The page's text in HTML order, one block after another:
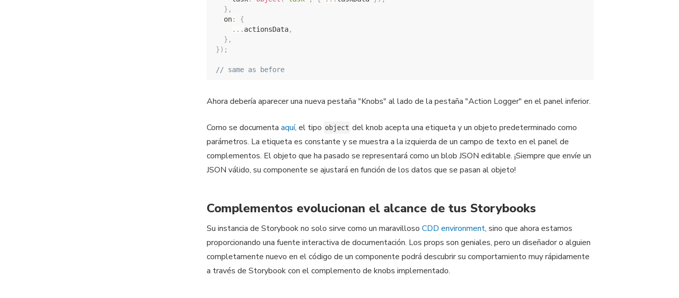
} ,
  on
:
{
... actionsData,
} ,
}) ;
// same as before
Ahora debería aparecer una nueva pestaña "Knobs" al lado de la pestaña "Action Logger" en el panel inferior.
Como se documentaaquí, el tipo object del knob acepta una etiqueta y un objeto predeterminado como
parámetros. La etiqueta es constante y se muestra a la izquierda de un campo de texto en el panel de
complementos. El objeto que ha pasado se representará como un blob JSON editable. ¡Siempre que envíe un
JSON válido, su componente se ajustará en función de los datos que se pasan al objeto!
Complementos evolucionan el alcance de tus Storybooks
Su instancia de Storybook no solo sirve como un maravillosoCDD environment, sino que ahora estamos
proporcionando una fuente interactiva de documentación. Los props son geniales, pero un diseñador o alguien
completamente nuevo en el código de un componente podrá descubrir su comportamiento muy rápidamente
a través de Storybook con el complemento de knobs implementado.